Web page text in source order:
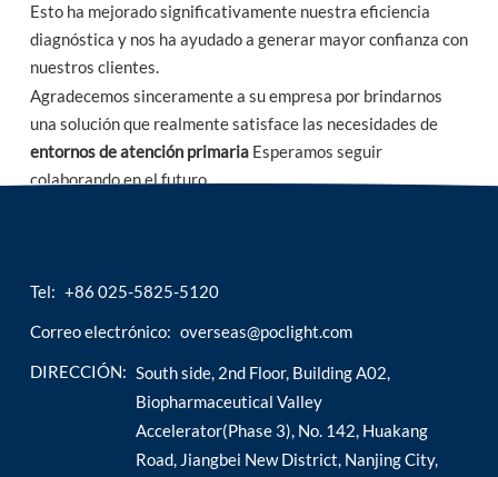
Esto ha mejorado significativamente nuestra eficiencia
diagnóstica y nos ha ayudado a generar mayor confianza con
nuestros clientes.
Agradecemos sinceramente a su empresa por brindarnos
una solución que realmente satisface las necesidades de
entornos de atención primaria Esperamos seguir
colaborando en el futuro.
Tel: +86 025-5825-5120
Correo electrónico: overseas@poclight.com
DIRECCIÓN: South side, 2nd Floor, Building A02,
Biopharmaceutical Valley
Accelerator(Phase 3), No. 142, Huakang
Road, Jiangbei New District, Nanjing City,